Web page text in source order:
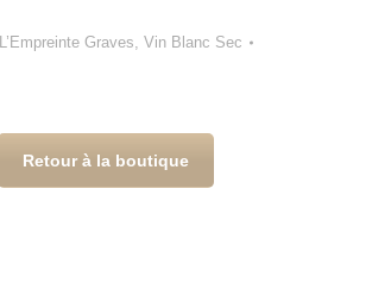
L’Empreinte Graves, Vin Blanc Sec
Retour à la boutique